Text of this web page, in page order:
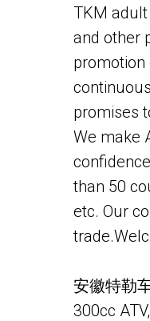
TKM
and other
promotion
promises
We make
than 50
etc. Our
安徽特勒
300cc